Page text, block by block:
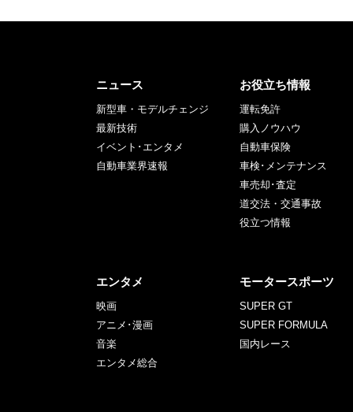
ニュース
新型車・モデルチェンジ
最新技術
イベント･エンタメ
自動車業界速報
お役立ち情報
運転免許
購入ノウハウ
自動車保険
車検･メンテナンス
車売却･査定
道交法・交通事故
役立つ情報
エンタメ
映画
アニメ･漫画
音楽
エンタメ総合
モータースポーツ
SUPER GT
SUPER FORMULA
国内レース